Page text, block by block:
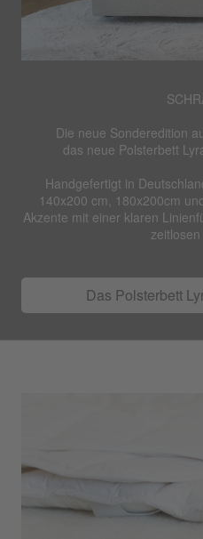
Die neue Sonderedition
das neue Polsterbett
Handgefertigt in
140x200 cm, 180x200cm
Akzente mit einer klaren
Das Polsterbett